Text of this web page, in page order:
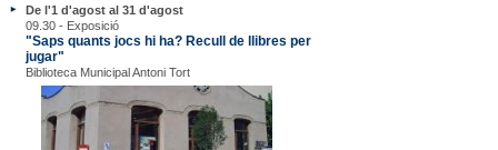
De l'1 d'agost al 31 d'agost
09.30 - Exposició
"Saps quants jocs hi ha? Recull de llibres per
jugar"
Biblioteca Municipal Antoni Tort